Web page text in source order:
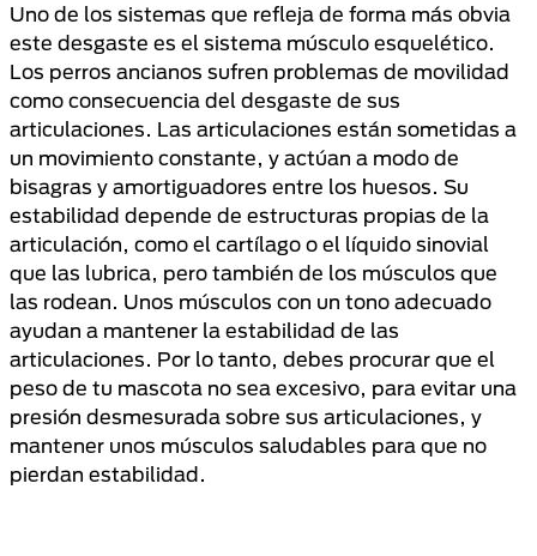
Uno de los sistemas que refleja de forma más obvia
este desgaste es el sistema músculo esquelético.
Los perros ancianos sufren problemas de movilidad
como consecuencia del desgaste de sus
articulaciones. Las articulaciones están sometidas a
un movimiento constante, y actúan a modo de
bisagras y amortiguadores entre los huesos. Su
estabilidad depende de estructuras propias de la
articulación, como el cartílago o el líquido sinovial
que las lubrica, pero también de los músculos que
las rodean. Unos músculos con un tono adecuado
ayudan a mantener la estabilidad de las
articulaciones. Por lo tanto, debes procurar que el
peso de tu mascota no sea excesivo, para evitar una
presión desmesurada sobre sus articulaciones, y
mantener unos músculos saludables para que no
pierdan estabilidad.